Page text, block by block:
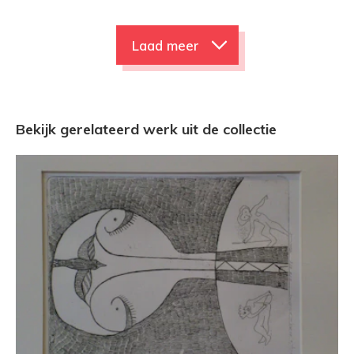
Laad meer
Bekijk gerelateerd werk uit de collectie